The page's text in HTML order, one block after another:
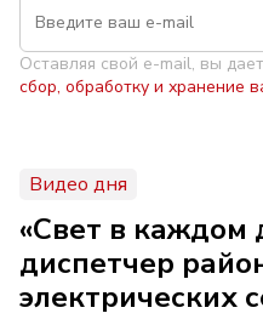
Оставляя свой e-mail, вы
сбор, обработку и хранение
Видео дня
«Свет в каждом
диспетчер
электрических